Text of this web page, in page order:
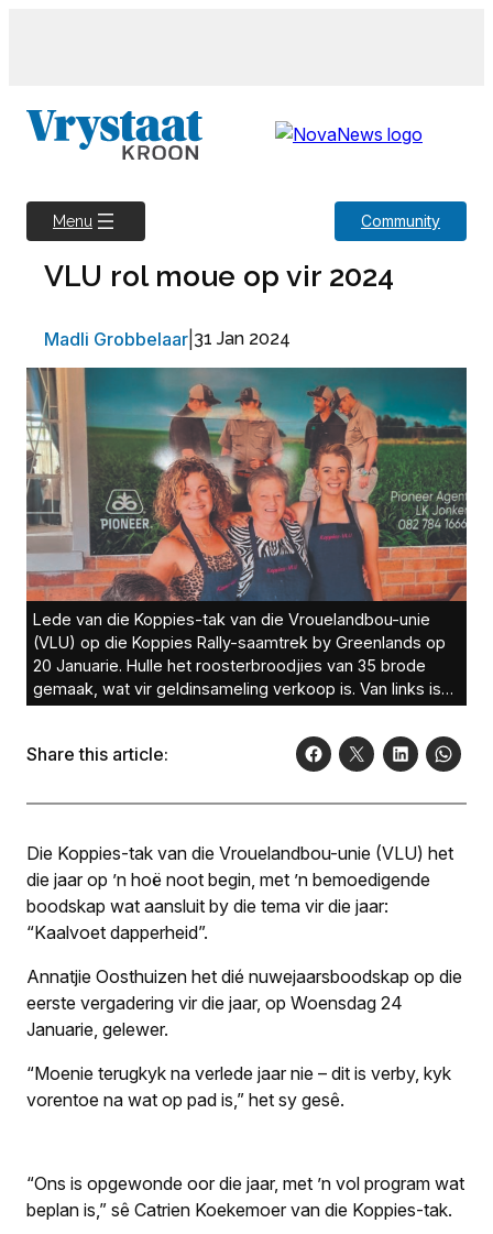
Menu Community
VLU rol moue op vir 2024
Madli Grobbelaar 31 Jan 2024
Lede van die Koppies-tak van die Vrouelandbou-unie
(VLU) op die Koppies Rally-saamtrek by Greenlands op
20 Januarie. Hulle het roosterbroodjies van 35 brode
gemaak, wat vir geldinsameling verkoop is. Van links is
Elmarie Oosthuizen, Ursula Mitras, Estie Oosthuizen en
Share this article:
Die Koppies-tak van die Vrouelandbou-unie (VLU) het
die jaar op ’n hoë noot begin, met ’n bemoedigende
boodskap wat aansluit by die tema vir die jaar:
“Kaalvoet dapperheid”.
Annatjie Oosthuizen het dié nuwejaarsboodskap op die
eerste vergadering vir die jaar, op Woensdag 24
Januarie, gelewer.
“Moenie terugkyk na verlede jaar nie – dit is verby, kyk
vorentoe na wat op pad is,” het sy gesê.
“Ons is opgewonde oor die jaar, met ’n vol program wat
beplan is,” sê Catrien Koekemoer van die Koppies-tak.